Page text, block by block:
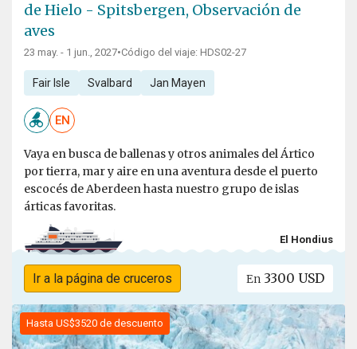
de Hielo - Spitsbergen, Observación de
aves
23 may. - 1 jun., 2027•Código del viaje: HDS02-27
Fair Isle Svalbard Jan Mayen
EN
Vaya en busca de ballenas y otros animales del Ártico
por tierra, mar y aire en una aventura desde el puerto
escocés de Aberdeen hasta nuestro grupo de islas
árticas favoritas.
El Hondius
Ir a la página de cruceros En 3300 USD
Hasta US$3520 de descuento